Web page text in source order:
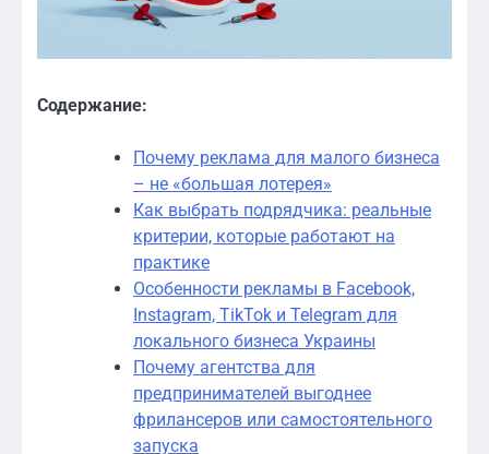
Содержание:
Почему реклама для малого бизнеса
– не «большая лотерея»
Как выбрать подрядчика: реальные
критерии, которые работают на
практике
Особенности рекламы в Facebook,
Instagram, TikTok и Telegram для
локального бизнеса Украины
Почему агентства для
предпринимателей выгоднее
фрилансеров или самостоятельного
запуска